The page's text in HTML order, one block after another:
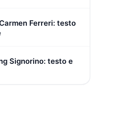
Ferreri: testo
Signorino: testo e